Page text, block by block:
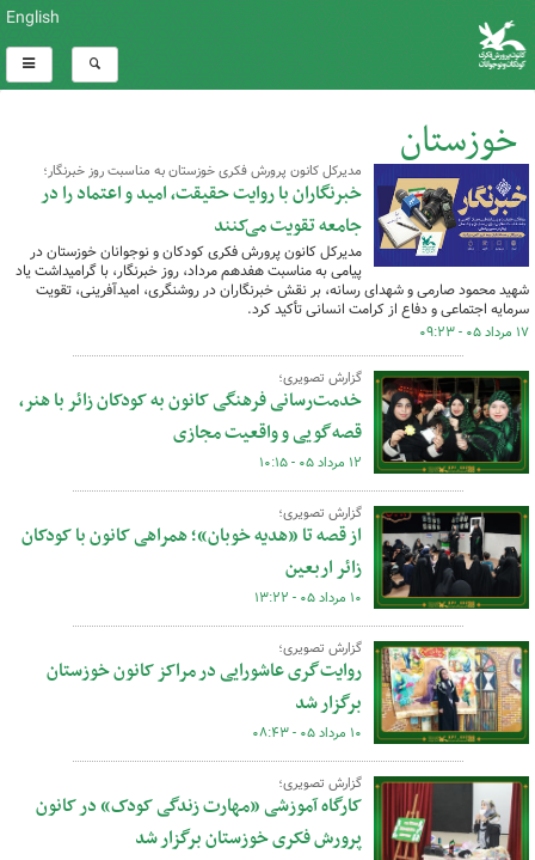
English
خوزستان
کل اخبار:760
مدیرکل کانون پرورش فکری خوزستان به مناسبت روز خبرنگار؛
خبرنگاران با روایت حقیقت، امید و اعتماد را در
جامعه تقویت می‌کنند
مدیرکل کانون پرورش فکری کودکان و نوجوانان خوزستان در
پیامی به مناسبت هفدهم مرداد، روز خبرنگار، با گرامیداشت یاد
شهید محمود صارمی و شهدای رسانه، بر نقش خبرنگاران در روشنگری، امیدآفرینی، تقویت
سرمایه اجتماعی و دفاع از کرامت انسانی تأکید کرد.
۱۷ مرداد ۰۵ - ۰۹:۲۳
گزارش تصویری؛
خدمت‌رسانی فرهنگی کانون به کودکان زائر با هنر،
قصه‌گویی و واقعیت مجازی
۱۲ مرداد ۰۵ - ۱۰:۱۵
گزارش تصویری؛
از قصه تا «هدیه خوبان»؛ همراهی کانون با کودکان
زائر اربعین
۱۰ مرداد ۰۵ - ۱۳:۲۲
گزارش تصویری؛
روایت‌گری عاشورایی در مراکز کانون خوزستان
برگزار شد
۱۰ مرداد ۰۵ - ۰۸:۴۳
گزارش تصویری؛
کارگاه آموزشی «مهارت زندگی کودک» در کانون
پرورش فکری خوزستان برگزار شد